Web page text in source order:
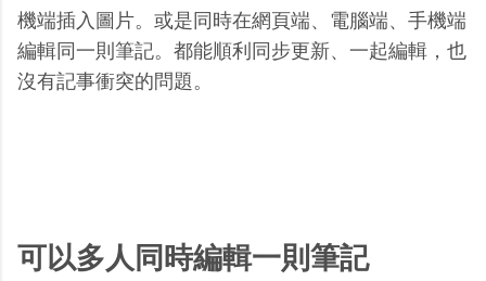
機端插入圖片。或是同時在網頁端、電腦端、手機端
編輯同一則筆記。都能順利同步更新、一起編輯，也
沒有記事衝突的問題。
可以多人同時編輯一則筆記